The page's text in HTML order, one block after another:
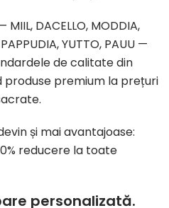
DACELLO, MODDIA,
YUTTO, PAUU —
de calitate din
premium la prețuri
și mai avantajoase:
reducere la toate
personalizată.